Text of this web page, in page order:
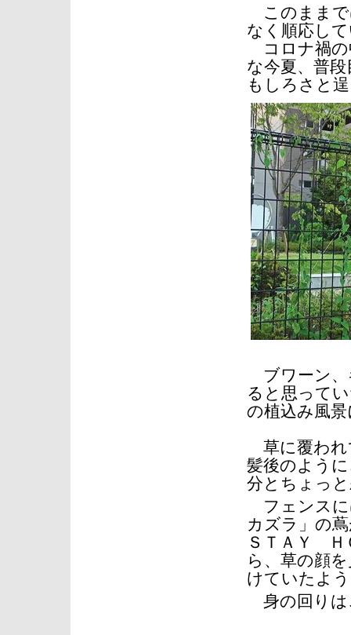
このままで
なく順応し
コロナ禍の
な今夏、普
もしろさと
ブワーン、
ると思って
の植込み風
草に覆われ
髪後のよう
分とちょっ
フェンスに
カズラ」の
ＳＴＡＹ Ｈ
ら、草の顔
けていたよ
身の回りは